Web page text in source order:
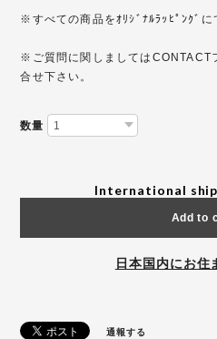
※すべての商品をｵﾘｼﾞﾅﾙﾗｯﾋﾟﾝｸﾞに
※ご質問に関しましてはCONTACT
合せ下さい。
数量
International
Add to
日本国内にお住
通報する